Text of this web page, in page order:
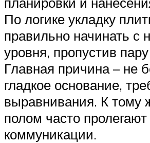
По логике укладку
правильно начинать с
уровня, пропустив
Главная причина – не
гладкое основание,
выравнивания. К тому
полом часто пролегают
коммуникации.